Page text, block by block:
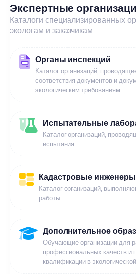
Экспертные
Каталоги специализированных
экологам и заказчикам
Органы инспекций
Каталог организаций,
соответствия документов и
экологическим требованиям
Испытательные
Каталог организаций,
испытания
Кадастровые инженеры
Каталог организаций,
работы
Дополнительное
Обучающие организации для
профессиональных качеств и
квалификации в